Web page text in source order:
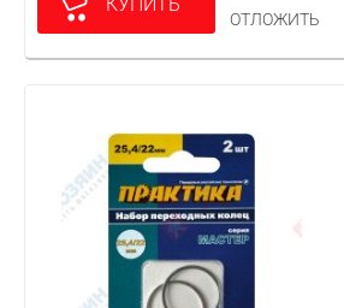
КУПИТЬ
ОТЛОЖИТЬ